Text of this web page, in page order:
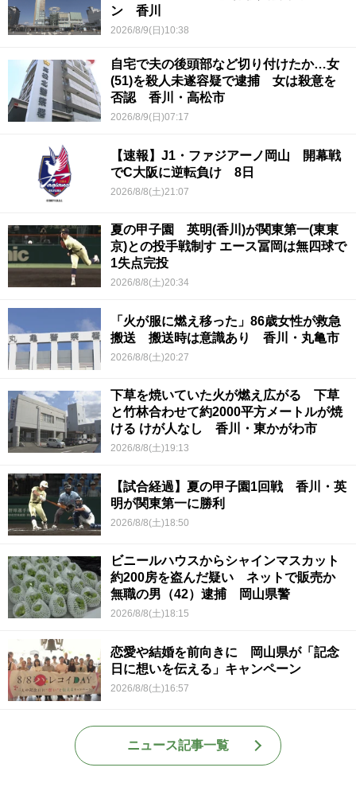
ン 香川
2026/8/9(日)10:38
自宅で夫の後頭部など切り付けたか…女
(51)を殺人未遂容疑で逮捕 女は殺意を
否認 香川・高松市
2026/8/9(日)07:17
【速報】J1・ファジアーノ岡山 開幕戦
でC大阪に逆転負け 8日
2026/8/8(土)21:07
夏の甲子園 英明(香川)が関東第一(東東
京)との投手戦制す エース冨岡は無四球で
1失点完投
2026/8/8(土)20:34
「火が服に燃え移った」86歳女性が救急
搬送 搬送時は意識あり 香川・丸亀市
2026/8/8(土)20:27
下草を焼いていた火が燃え広がる 下草
と竹林合わせて約2000平方メートルが焼
ける けが人なし 香川・東かがわ市
2026/8/8(土)19:13
【試合経過】夏の甲子園1回戦 香川・英
明が関東第一に勝利
2026/8/8(土)18:50
ビニールハウスからシャインマスカット
約200房を盗んだ疑い ネットで販売か
無職の男（42）逮捕 岡山県警
2026/8/8(土)18:15
恋愛や結婚を前向きに 岡山県が「記念
日に想いを伝える」キャンペーン
2026/8/8(土)16:57
ニュース記事一覧